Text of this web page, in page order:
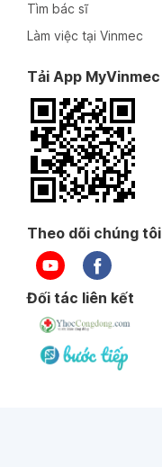
Tìm bác sĩ
Làm việc tại Vinmec
Tải App MyVinmec
Theo dõi chúng tôi
Đối tác liên kết